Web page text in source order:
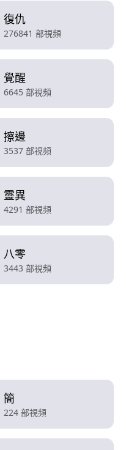
復仇
276841 部視頻
覺醒
6645 部視頻
擦邊
3537 部視頻
靈異
4291 部視頻
八零
3443 部視頻
簡
224 部視頻